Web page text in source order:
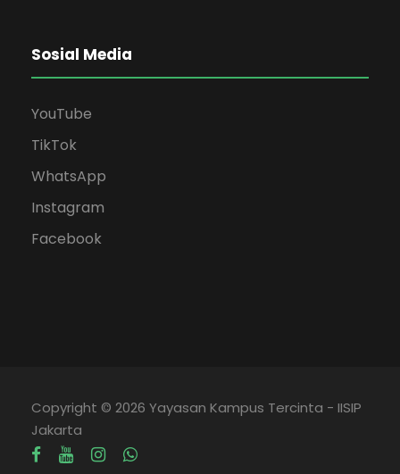
Sosial Media
YouTube
TikTok
WhatsApp
Instagram
Facebook
Copyright © 2026 Yayasan Kampus Tercinta - IISIP
Jakarta